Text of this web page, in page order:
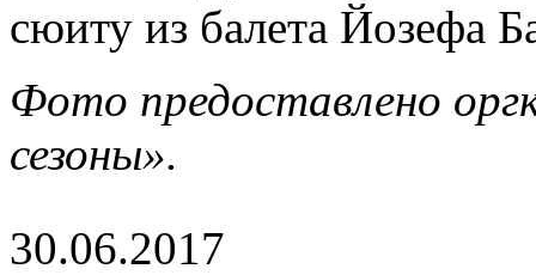
сюиту из балета Йозефа
Фото предоставлено
сезоны».
30.06.2017